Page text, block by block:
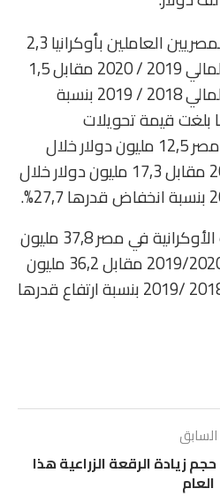
وسجلت قيمة تحويلات المصريين العاملين بأوكرانيا 2,3
مليون دولار خلال العام المالي 2019 / 2020 مقابل 1,5
مليون دولار خلال العام المالي 2018 / 2019 بنسبة
48,4 %، بينما بلغت قيمة تحويلات
الأوكرانيين العاملين في مصر 12,5 مليون دولار خلال
العام المالي 2019 / 2020 مقابل 17,3 مليون دولار خلال
وبلغت قيمة الاستثمارات الأوكرانية في مصر 37,8 مليون
دولار خلال العام المالي 2019/2020 مقابل 36,2 مليون
دولار خلال العام المالي 2018 /2019 بنسبة ارتفاع قدرها
السابق
فدان حجم زيادة الرقعة الزراعية هذا
العام